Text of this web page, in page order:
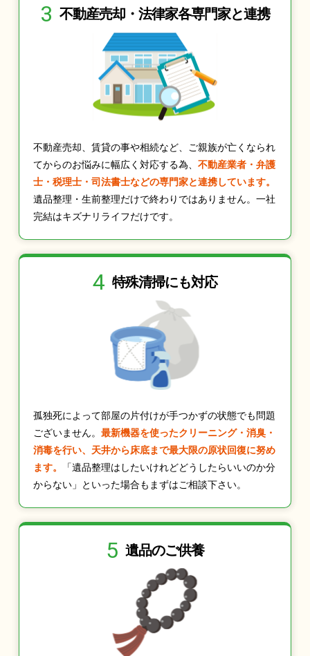
3 不動産売却・法律家各専門家と連携
不動産売却、賃貸の事や相続など、ご親族が亡くなられ
てからのお悩みに幅広く対応する為、 不動産業者・弁護
士・税理士・司法書士などの専門家と連携しています。
遺品整理・生前整理だけで終わりではありません。一社
完結はキズナリライフだけです。
4 特殊清掃にも対応
孤独死によって部屋の片付けが手つかずの状態でも問題
ございません。 最新機器を使ったクリーニング・消臭・
消毒を行い、天井から床底まで最大限の原状回復に努め
ます。
「遺品整理はしたいけれどどうしたらいいのか分
からない」といった場合もまずはご相談下さい。
5 遺品のご供養